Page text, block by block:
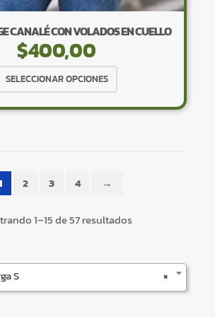
CANALÉ CON VOLADOS EN CUELLO
$400,00
SELECCIONAR OPCIONES
producto
tiene
elegir
la
de
2 3 4 →
1–15 de 57 resultados
×
S
×
Tu carrito está vacío.